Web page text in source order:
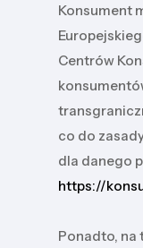
Konsument
Centrów
co do
dla danego
https://
Ponadto, na